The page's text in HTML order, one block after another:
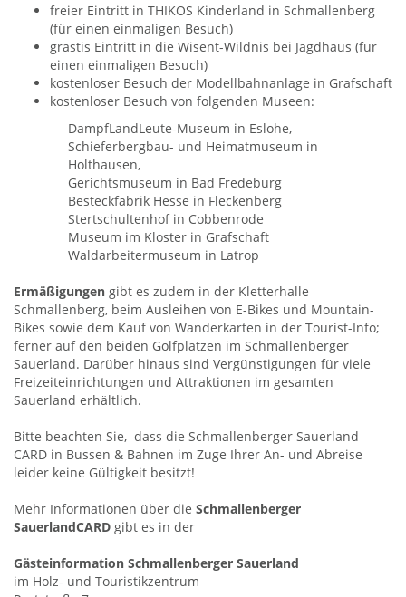
freier Eintritt in THIKOS Kinderland in Schmallenberg
(für einen einmaligen Besuch)
grastis Eintritt in die Wisent-Wildnis bei Jagdhaus (für
einen einmaligen Besuch)
kostenloser Besuch der Modellbahnanlage in Grafschaft
kostenloser Besuch von folgenden Museen:
DampfLandLeute-Museum in Eslohe,
Schieferbergbau- und Heimatmuseum in
Holthausen,
Gerichtsmuseum in Bad Fredeburg
Besteckfabrik Hesse in Fleckenberg
Stertschultenhof in Cobbenrode
Museum im Kloster in Grafschaft
Waldarbeitermuseum in Latrop
Ermäßigungen gibt es zudem in der Kletterhalle
Schmallenberg, beim Ausleihen von E-Bikes und Mountain-
Bikes sowie dem Kauf von Wanderkarten in der Tourist-Info;
ferner auf den beiden Golfplätzen im Schmallenberger
Sauerland. Darüber hinaus sind Vergünstigungen für viele
Freizeiteinrichtungen und Attraktionen im gesamten
Sauerland erhältlich.
Bitte beachten Sie, dass die Schmallenberger Sauerland
CARD in Bussen & Bahnen im Zuge Ihrer An- und Abreise
leider keine Gültigkeit besitzt!
Mehr Informationen über die Schmallenberger
SauerlandCARD gibt es in der
Gästeinformation Schmallenberger Sauerland
im Holz- und Touristikzentrum